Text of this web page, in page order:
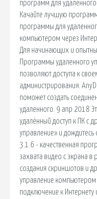
программ для
Качайте лучшую
программы для
компьютером через
Для начинающих и
Программы удаленного
позволяют доступа к
администрирования.
поможет создать
удаленного. 9 апр 2018
удалённый доступ к ПК с
управление» и дождитесь
3.1.6 - качественная
захвата видео с экрана
создания скриншотов и
управление
подключение к